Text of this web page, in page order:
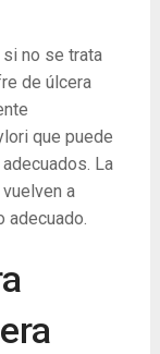
no se trata
de úlcera
que puede
La
a
adecuado.